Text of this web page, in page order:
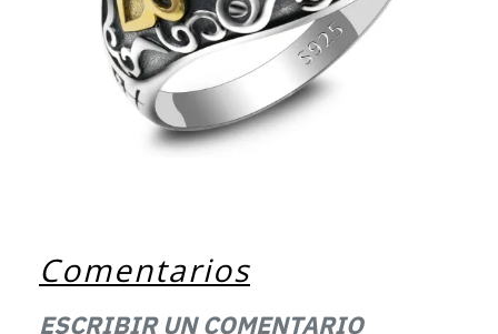
Comentarios
ESCRIBIR UN COMENTARIO